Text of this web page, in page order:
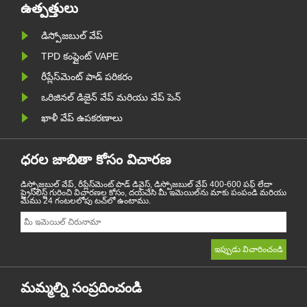
ఉత్పత్తులు
డిస్పోజబుల్ వేప్
TPD కంప్లైంట్ VAPE
రీప్లేస్‌మెంట్ పాడ్ పరికరం
ఒరిజినల్ డిజైన్ వేప్ మరియు వేప్ పెన్
ఖాళీ వేప్ ఉపకరణాలు
ధరల జాబితా కోసం విచారణ
డిస్పోజబుల్ వేప్, రీప్లేస్‌మెంట్ పాడ్ డివైస్, డిస్పోజబుల్ వేప్ 400-600 పఫ్ లేదా
ప్రైస్‌లిస్ట్ గురించి విచారణల కోసం, దయచేసి మీ ఇమెయిల్‌ను మాకు పంపండి మరియు
మేము 24 గంటలలోపు టచ్‌లో ఉంటాము.
మమ్మల్ని సంప్రదించండి